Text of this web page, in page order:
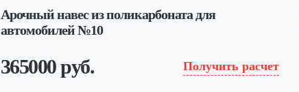
Арочный навес из поликарбоната для
автомобилей №10
365000 руб. Получить расчет